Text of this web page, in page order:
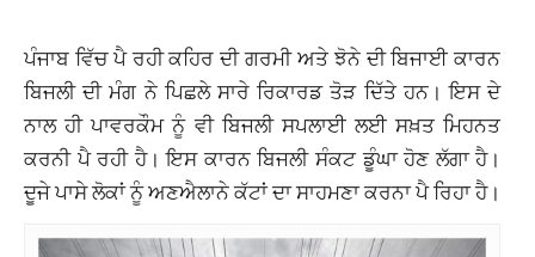
ਪੰਜਾਬ ਵਿੱਚ ਪੈ ਰਹੀ ਕਹਿਰ ਦੀ ਗਰਮੀ ਅਤੇ ਝੋਨੇ ਦੀ ਬਿਜਾਈ ਕਾਰਨ
ਬਿਜਲੀ ਦੀ ਮੰਗ ਨੇ ਪਿਛਲੇ ਸਾਰੇ ਰਿਕਾਰਡ ਤੋੜ ਦਿੱਤੇ ਹਨ। ਇਸ ਦੇ
ਨਾਲ ਹੀ ਪਾਵਰਕੌਮ ਨੂੰ ਵੀ ਬਿਜਲੀ ਸਪਲਾਈ ਲਈ ਸਖ਼ਤ ਮਿਹਨਤ
ਕਰਨੀ ਪੈ ਰਹੀ ਹੈ। ਇਸ ਕਾਰਨ ਬਿਜਲੀ ਸੰਕਟ ਡੂੰਘਾ ਹੋਣ ਲੱਗਾ ਹੈ।
ਦੂਜੇ ਪਾਸੇ ਲੋਕਾਂ ਨੂੰ ਅਣਐਲਾਨੇ ਕੱਟਾਂ ਦਾ ਸਾਹਮਣਾ ਕਰਨਾ ਪੈ ਰਿਹਾ ਹੈ।